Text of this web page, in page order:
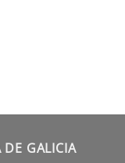
DE GALICIA